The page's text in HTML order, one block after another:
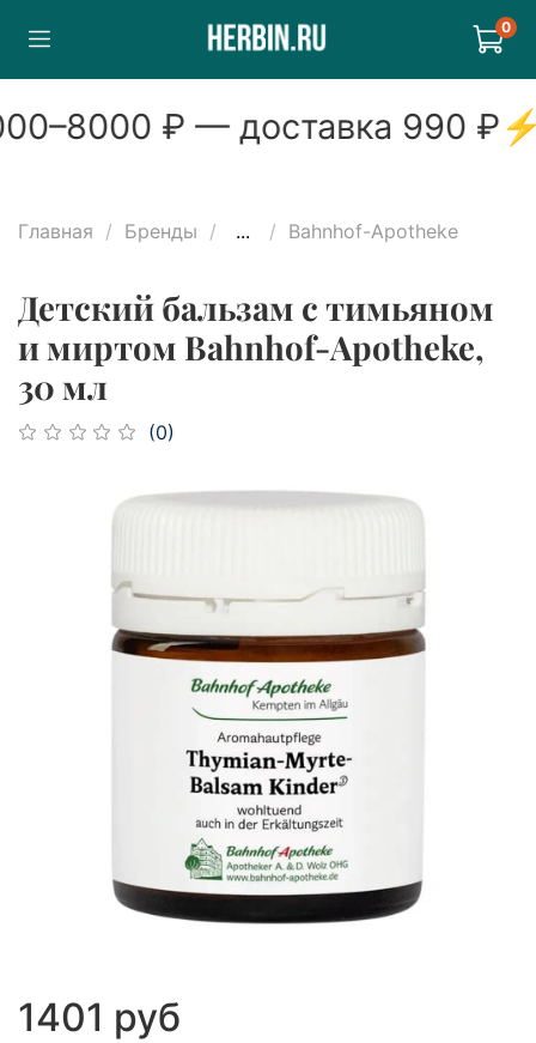
0
–8000₽ — доставка990₽⚡
Главная Бренды ... Bahnhof-Apotheke
Детский бальзам с тимьяном
и миртом Bahnhof-Apotheke,
30 мл
(0)
1401 руб